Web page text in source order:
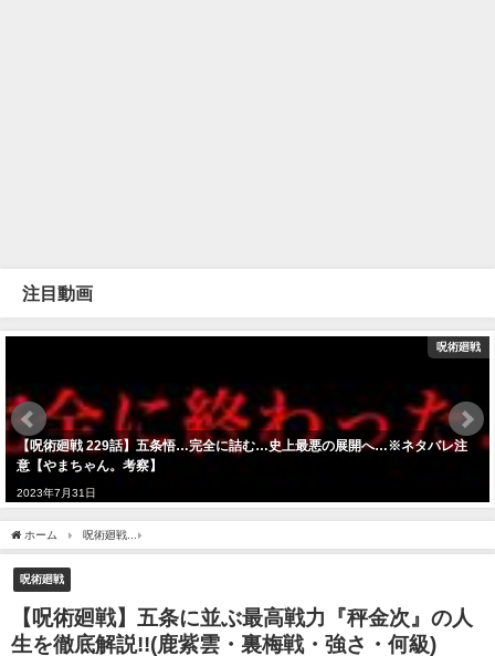
注目動画
呪術廻戦
【呪術廻戦 229話】五条悟…完全に詰む…史上最悪の展開へ…※ネタバレ注
意【やまちゃん。考察】
2023年7月31日
ホーム 呪術廻戦
呪術廻戦
【呪術廻戦】五条に並ぶ最高戦力『秤金次』の人
生を徹底解説!!(鹿紫雲・裏梅戦・強さ・何級)